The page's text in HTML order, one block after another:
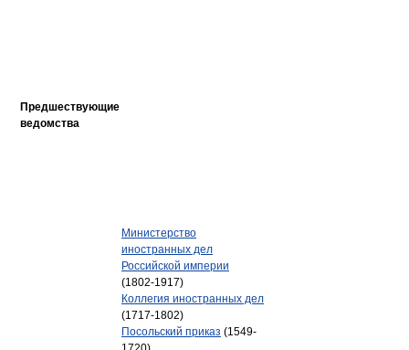
Предшествующие
ведомства
Министерство
иностранных дел
Российской империи
(1802-1917)
Коллегия иностранных дел
(1717-1802)
Посольский приказ (1549-